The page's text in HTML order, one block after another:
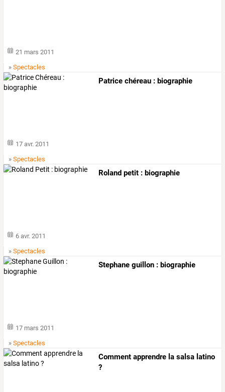
21 mars 2011
»Spectacles
Patrice chéreau : biographie
17 avr. 2011
»Spectacles
Roland petit : biographie
6 avr. 2011
»Spectacles
Stephane guillon : biographie
17 mars 2011
»Spectacles
Comment apprendre la salsa latino
?